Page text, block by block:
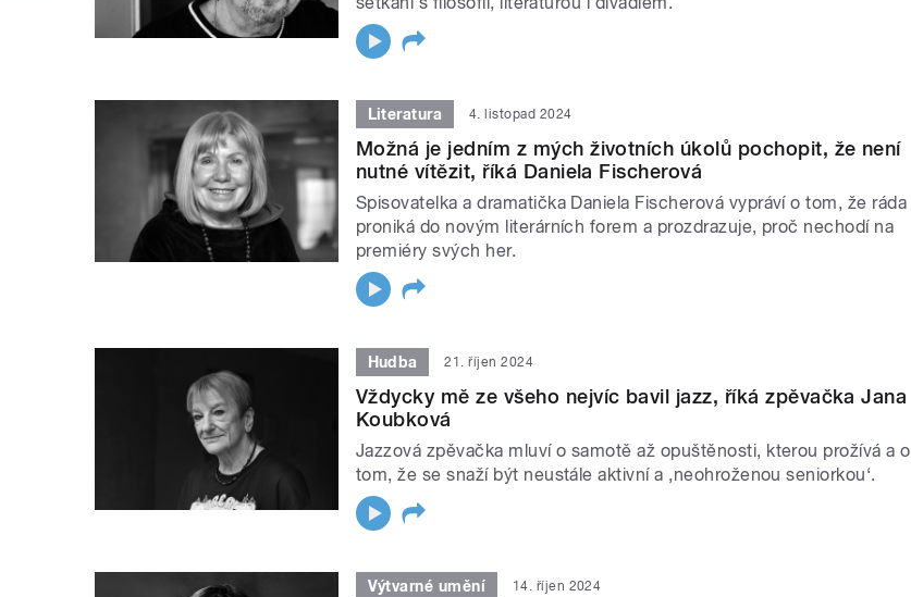
Literatura 4. listopad 2024
Možná je jedním z mých životních úkolů pochopit, že není
nutné vítězit, říká Daniela Fischerová
Spisovatelka a dramatička Daniela Fischerová vypráví o tom, že ráda
proniká do novým literárních forem a prozdrazuje, proč nechodí na
premiéry svých her.
Hudba 21. říjen 2024
Vždycky mě ze všeho nejvíc bavil jazz, říká zpěvačka Jana
Koubková
Jazzová zpěvačka mluví o samotě až opuštěnosti, kterou prožívá a o
tom, že se snaží být neustále aktivní a ‚neohroženou seniorkou‘.
Výtvarné umění 14. říjen 2024